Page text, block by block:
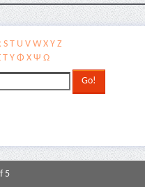
S T U V W X Y Z
Τ Υ Φ Χ Ψ Ω
5